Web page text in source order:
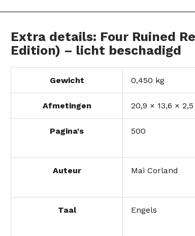
Extra details: Four Ruined
Edition) – licht beschadigd
Gewicht 0,450 kg
Afmetingen 20,9 × 13,6 ×
Pagina's 500
Auteur Mai Corland
Taal Engels